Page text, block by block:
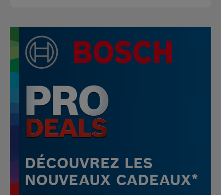
DÉCOUVREZ LES
NOUVEAUX CADEAUX*